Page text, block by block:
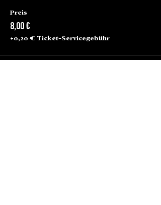
Preis
8,00 €
+0,20 € Ticket-Servicegebühr